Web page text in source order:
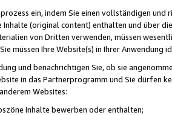
ein, indem Sie einen vollständigen
Inhalte (original content) enthalten und über
von Dritten verwenden, müssen
müssen Ihre Website(s) in Ihrer Anwendung
und benachrichtigen Sie, ob sie
in das Partnerprogramm und Sie dürfen
Websites:
Inhalte bewerben oder enthalten;